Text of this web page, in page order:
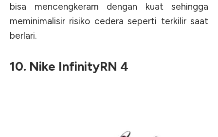
bisa mencengkeram dengan kuat sehingga
meminimalisir risiko cedera seperti terkilir saat
berlari.
10. Nike InfinityRN 4